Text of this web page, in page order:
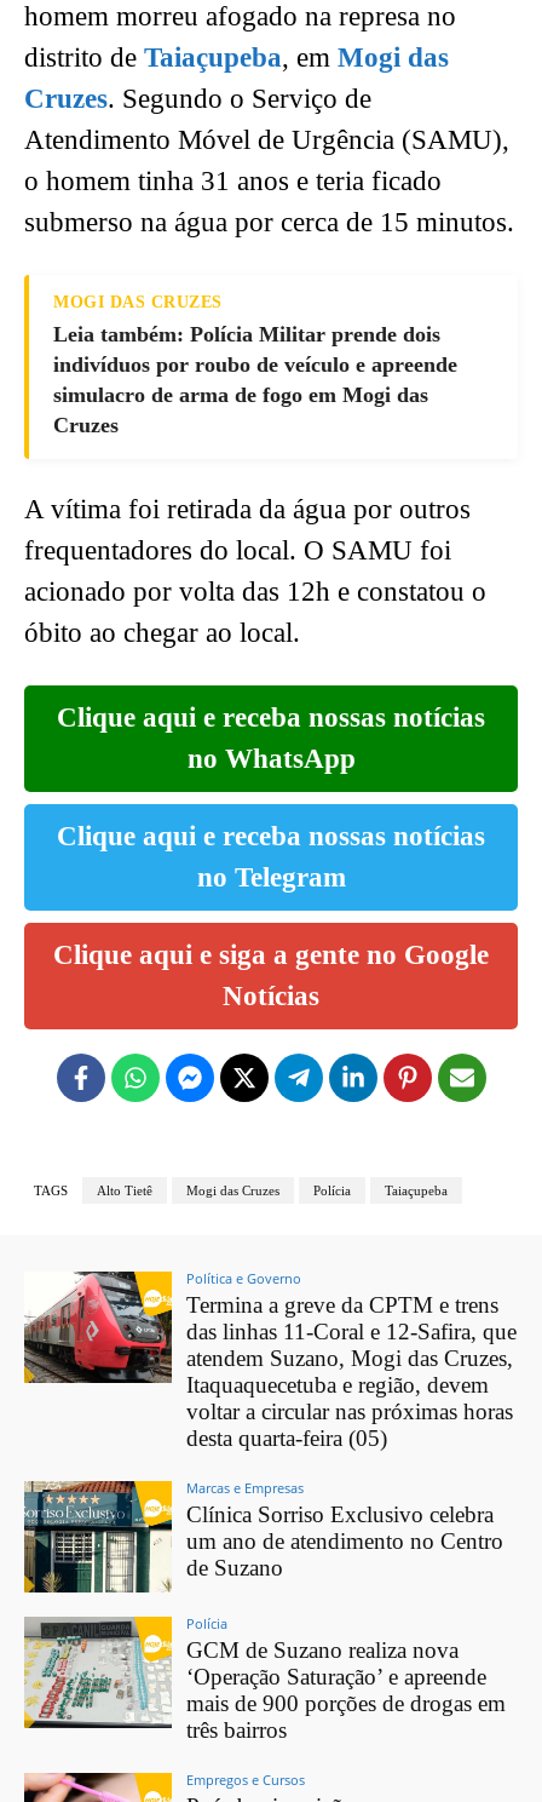
homem morreu afogado na represa no
distrito de Taiaçupeba, em Mogi das
Cruzes. Segundo o Serviço de
Atendimento Móvel de Urgência (SAMU),
o homem tinha 31 anos e teria ficado
submerso na água por cerca de 15 minutos.
MOGI DAS CRUZES
Leia também: Polícia Militar prende dois
indivíduos por roubo de veículo e apreende
simulacro de arma de fogo em Mogi das
Cruzes
A vítima foi retirada da água por outros
frequentadores do local. O SAMU foi
acionado por volta das 12h e constatou o
óbito ao chegar ao local.
Clique aqui e receba nossas notícias
no WhatsApp
Clique aqui e receba nossas notícias
no Telegram
Clique aqui e siga a gente no Google
Notícias
TAGS Alto Tietê Mogi das Cruzes Polícia Taiaçupeba
Política e Governo
Termina a greve da CPTM e trens
das linhas 11-Coral e 12-Safira, que
atendem Suzano, Mogi das Cruzes,
Itaquaquecetuba e região, devem
voltar a circular nas próximas horas
desta quarta-feira (05)
Marcas e Empresas
Clínica Sorriso Exclusivo celebra
um ano de atendimento no Centro
de Suzano
Polícia
GCM de Suzano realiza nova
‘Operação Saturação’ e apreende
mais de 900 porções de drogas em
três bairros
Empregos e Cursos